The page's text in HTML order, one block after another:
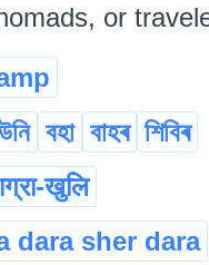
or travelers.
বহা বাহৰ শিবিৰ
खुलि
dara sher dara